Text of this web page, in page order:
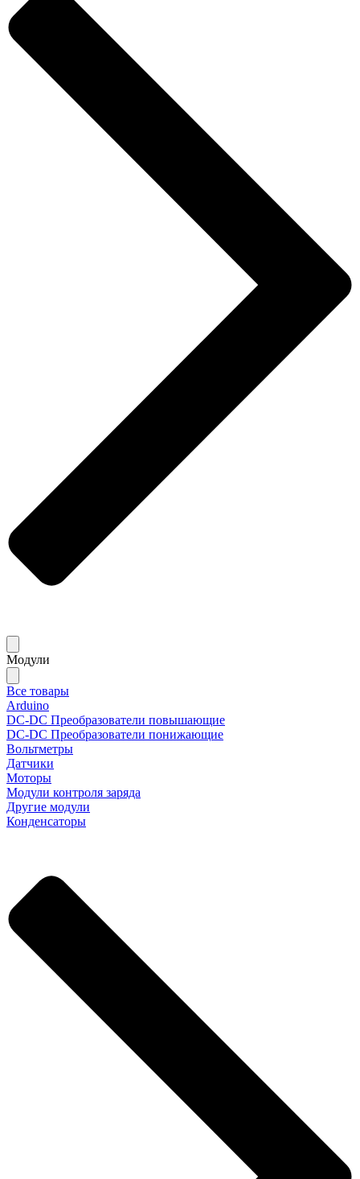
Модули
Все товары
Arduino
DC-DC Преобразователи повышающие
DC-DC Преобразователи понижающие
Вольтметры
Датчики
Моторы
Модули контроля заряда
Другие модули
Конденсаторы